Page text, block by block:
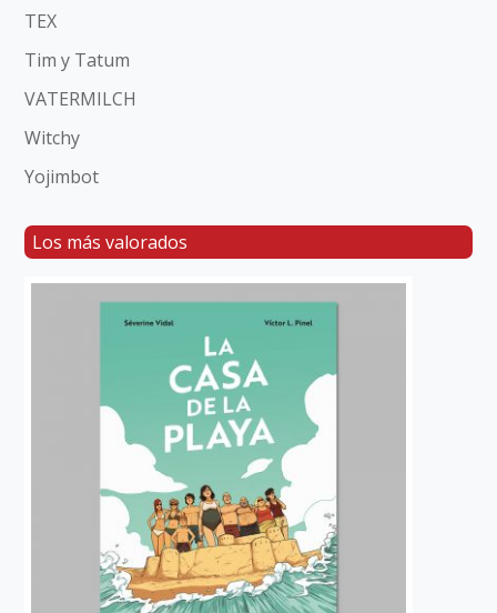
TEX
Tim y Tatum
VATERMILCH
Witchy
Yojimbot
Los más valorados